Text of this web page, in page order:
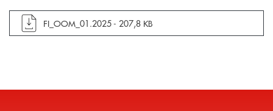
apre documento in una nuova finestra
FI_OOM_01.2025 - 207,8 KB